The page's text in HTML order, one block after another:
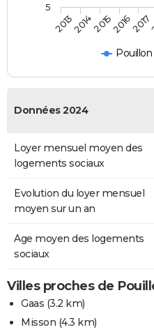
Pouillon
20132014201520162017
5
Données 2024
Loyer mensuel moyen des
logements sociaux
Evolution du loyer mensuel
moyen sur un an
Age moyen des logements
sociaux
Villes proches de
Gaas (3.2 km)
Misson (4.3 km)